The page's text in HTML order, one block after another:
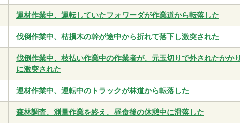
運材作業中、運転していたフォワーダが作業道から転落した
伐倒作業中、枯損木の幹が途中から折れて落下し激突された
伐倒作業中、枝払い作業中の作業者が、元玉切りで外されたかか
に激突された
運材作業中、運転中のトラックが林道から転落した
森林調査、測量作業を終え、昼食後の休憩中に滑落した